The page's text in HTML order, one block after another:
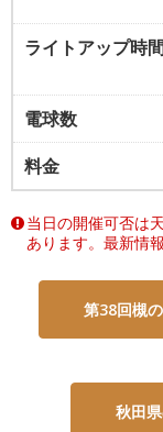
ライトアップ時
電球数
料金
当日の開催可否は
あります。 最新情
第38回槻
秋田